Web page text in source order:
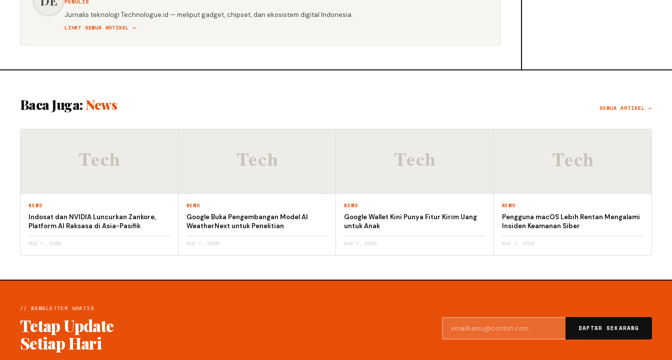
PENULIS
Jurnalis teknologi Technologue.id — meliput gadget, chipset, dan ekosistem digital Indonesia.
LIHAT SEMUA ARTIKEL →
Baca Juga: News SEMUA ARTIKEL →
NEWS
Indosat dan NVIDIA Luncurkan Zankore,
Platform AI Raksasa di Asia-Pasifik
AUG 7, 2026
NEWS
Google Buka Pengembangan Model AI
WeatherNext untuk Penelitian
AUG 7, 2026
NEWS
Google Wallet Kini Punya Fitur Kirim Uang
untuk Anak
AUG 7, 2026
NEWS
Pengguna macOS Lebih Rentan Mengalami
Insiden Keamanan Siber
AUG 7, 2026
// NEWSLETTER GRATIS
Tetap Update
Setiap Hari
DAFTAR SEKARANG